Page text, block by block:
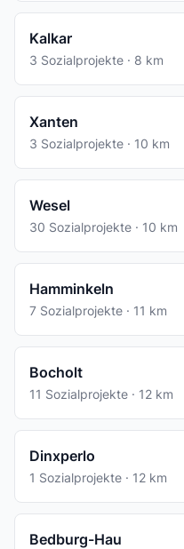
Kalkar
3 Sozialprojekte · 8 km
Xanten
3 Sozialprojekte · 10 km
Wesel
30 Sozialprojekte · 10 km
Hamminkeln
7 Sozialprojekte · 11 km
Bocholt
11 Sozialprojekte · 12 km
Dinxperlo
1 Sozialprojekte · 12 km
Bedburg-Hau